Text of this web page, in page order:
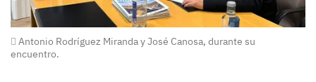
Antonio Rodríguez Miranda y José Canosa, durante su
encuentro.